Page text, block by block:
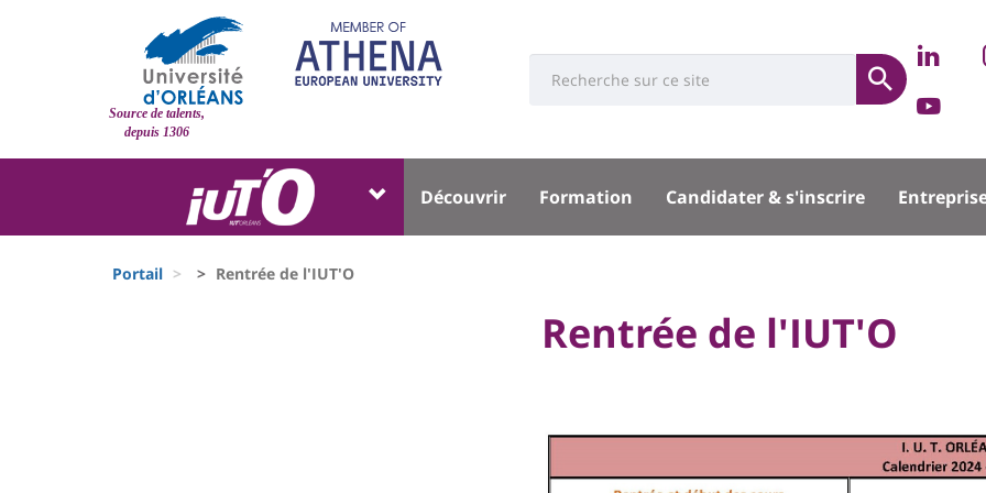
Site
Source de talents,
depuis 1306
Université
Soumettre
sur
sur
Université
Block
liste
Menu
Découvrir Formation Candidater & s'inscrire
d'Ariane
Portail Rentrée de l'IUT'O
University
content
Titre
page
Rentrée de l'IUT'O
Contenu
de